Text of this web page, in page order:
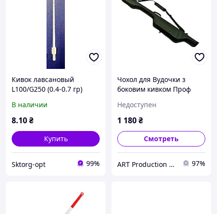
Кивок лавсановый
L100/G250 (0.4-0.7 гр)
В наличии
8.10₴
Купить
Sktorg-opt 99%
Чохол для Вудочки з
боковим кивком Проф
Недоступен
1 180₴
Смотреть
ART Production / Рибалка з Артуричем 97%